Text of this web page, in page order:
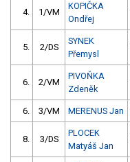
4. 1/VM
KOPIČKA
Ondřej
5. 2/DS
SYNEK
Přemysl
6. 2/VM
PIVOŇKA
Zdeněk
6. 3/VM MERENUS Jan
8. 3/DS
PLOCEK
Matyáš Jan